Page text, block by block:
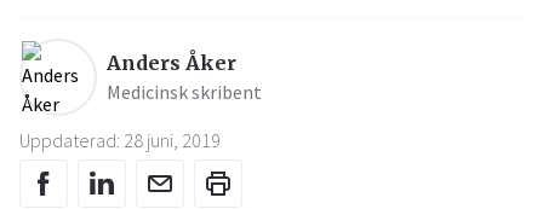
Anders Åker
Medicinsk skribent
Uppdaterad: 28 juni, 2019